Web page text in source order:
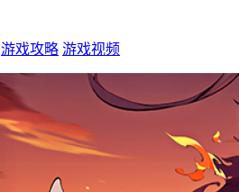
游戏攻略 游戏视频